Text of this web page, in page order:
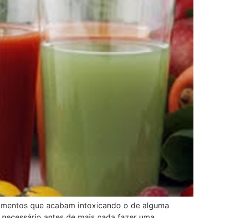
que acabam intoxicando o de alguma